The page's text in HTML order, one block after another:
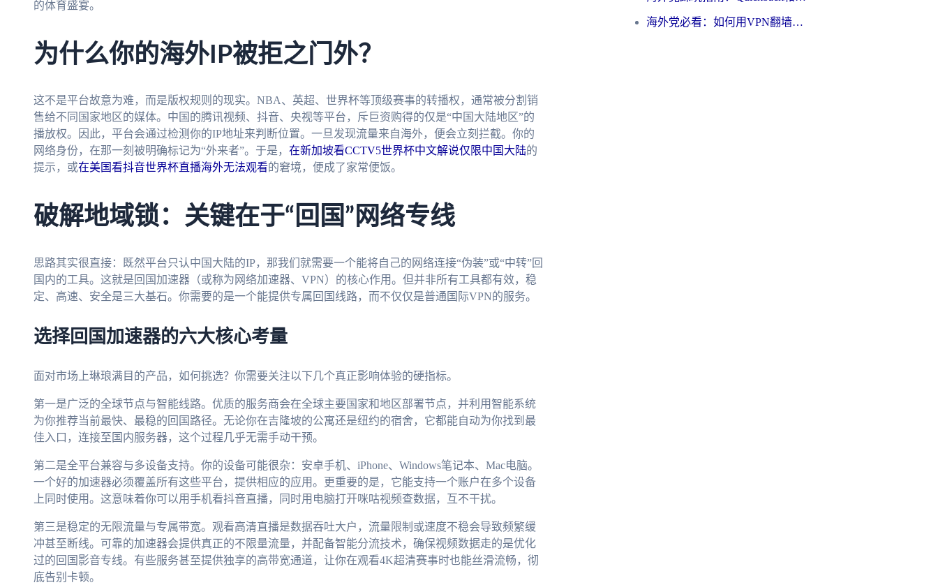
的体育盛宴。
为什么你的海外IP被拒之门外？
这不是平台故意为难，而是版权规则的现实。NBA、英超、世界杯等顶级赛事的转播权，通常被分割销
售给不同国家地区的媒体。中国的腾讯视频、抖音、央视等平台，斥巨资购得的仅是“中国大陆地区”的
播放权。因此，平台会通过检测你的IP地址来判断位置。一旦发现流量来自海外，便会立刻拦截。你的
网络身份，在那一刻被明确标记为“外来者”。于是， 在新加坡看CCTV5世界杯中文解说仅限中国大陆的
提示，或在美国看抖音世界杯直播海外无法观看的窘境，便成了家常便饭。
破解地域锁：关键在于“回国”网络专线
思路其实很直接：既然平台只认中国大陆的IP，那我们就需要一个能将自己的网络连接“伪装”或“中转”回
国内的工具。这就是回国加速器（或称为网络加速器、VPN）的核心作用。但并非所有工具都有效，稳
定、高速、安全是三大基石。你需要的是一个能提供专属回国线路，而不仅仅是普通国际VPN的服务。
选择回国加速器的六大核心考量
面对市场上琳琅满目的产品，如何挑选？你需要关注以下几个真正影响体验的硬指标。
第一是广泛的全球节点与智能线路。优质的服务商会在全球主要国家和地区部署节点，并利用智能系统
为你推荐当前最快、最稳的回国路径。无论你在吉隆坡的公寓还是纽约的宿舍，它都能自动为你找到最
佳入口，连接至国内服务器，这个过程几乎无需手动干预。
第二是全平台兼容与多设备支持。你的设备可能很杂：安卓手机、iPhone、Windows笔记本、Mac电脑。
一个好的加速器必须覆盖所有这些平台，提供相应的应用。更重要的是，它能支持一个账户在多个设备
上同时使用。这意味着你可以用手机看抖音直播，同时用电脑打开咪咕视频查数据，互不干扰。
第三是稳定的无限流量与专属带宽。观看高清直播是数据吞吐大户，流量限制或速度不稳会导致频繁缓
冲甚至断线。可靠的加速器会提供真正的不限量流量，并配备智能分流技术，确保视频数据走的是优化
过的回国影音专线。有些服务甚至提供独享的高带宽通道，让你在观看4K超清赛事时也能丝滑流畅，彻
底告别卡顿。
海外党必看：如何用VPN翻墙到大陆PTT？一篇解决你所有回国加速痛点